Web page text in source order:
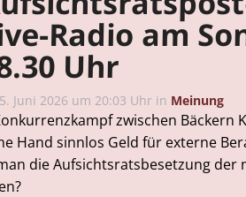
Radio am
Uhr
5. Juni 2026 um 20:03 Uhr in Meinung
zwischen Bäckern
Hand sinnlos Geld für externe
die Aufsichtsratsbesetzung der